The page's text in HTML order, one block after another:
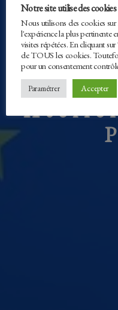
Notre site utilise des cookies
Nous utilisons des cookies
l'expérience la plus pertinente
visites répétées. En cliquant
de TOUS les cookies.
pour un consentement
Paramétrer Accepter